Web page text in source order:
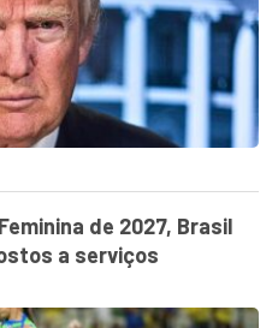
de 2027, Brasil
a serviços